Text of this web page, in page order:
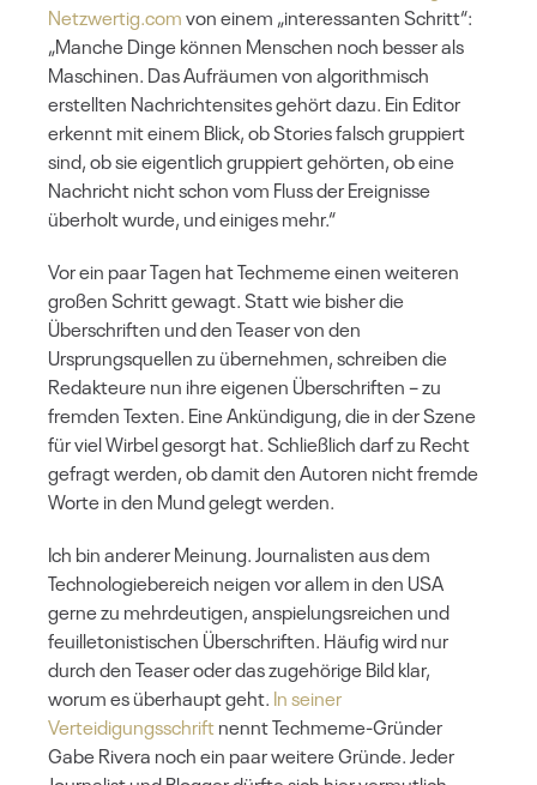
Netzwertig.comvon einem „interessanten Schritt“:
„Manche Dinge können Menschen noch besser als
Maschinen. Das Aufräumen von algorithmisch
erstellten Nachrichtensites gehört dazu. Ein Editor
erkennt mit einem Blick, ob Stories falsch gruppiert
sind, ob sie eigentlich gruppiert gehörten, ob eine
Nachricht nicht schon vom Fluss der Ereignisse
überholt wurde, und einiges mehr.“
Vor ein paar Tagen hat Techmeme einen weiteren
großen Schritt gewagt. Statt wie bisher die
Überschriften und den Teaser von den
Ursprungsquellen zu übernehmen, schreiben die
Redakteure nun ihre eigenen Überschriften – zu
fremden Texten. Eine Ankündigung, die in der Szene
für viel Wirbel gesorgt hat. Schließlich darf zu Recht
gefragt werden, ob damit den Autoren nicht fremde
Worte in den Mund gelegt werden.
Ich bin anderer Meinung. Journalisten aus dem
Technologiebereich neigen vor allem in den USA
gerne zu mehrdeutigen, anspielungsreichen und
feuilletonistischen Überschriften. Häufig wird nur
durch den Teaser oder das zugehörige Bild klar,
worum es überhaupt geht. In seiner
Verteidigungsschriftnennt Techmeme-Gründer
Gabe Rivera noch ein paar weitere Gründe. Jeder